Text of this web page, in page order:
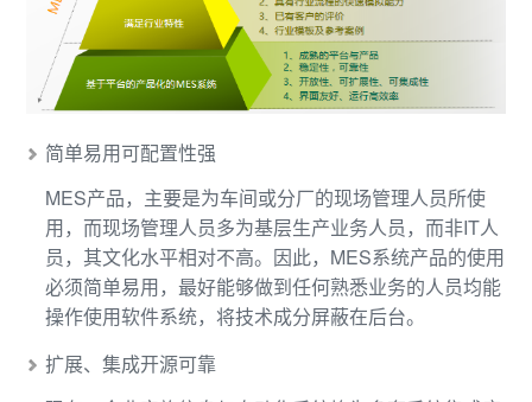
简单易用可配置性强
MES产品，主要是为车间或分厂的现场管理人员所使
用，而现场管理人员多为基层生产业务人员，而非IT人
员，其文化水平相对不高。因此，MES系统产品的使用
必须简单易用，最好能够做到任何熟悉业务的人员均能
操作使用软件系统，将技术成分屏蔽在后台。
扩展、集成开源可靠